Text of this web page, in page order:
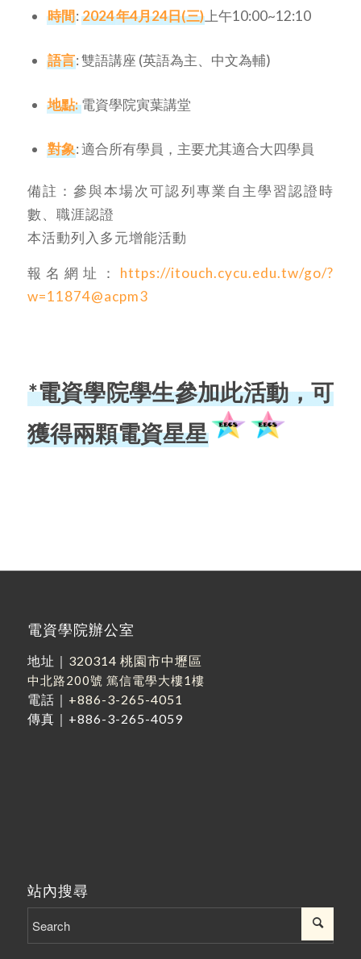
時間: 2024年4月24日(三)上午10:00~12:10
語言: 雙語講座 (英語為主、中文為輔)
地點:電資學院寅葉講堂
對象: 適合所有學員，主要尤其適合大四學員
備註：參與本場次可認列專業自主學習認證時
數、職涯認證
本活動列入多元增能活動
報名網址： https://itouch.cycu.edu.tw/go/?
w=11874@acpm3
*電資學院學生參加此活動，可
獲得兩顆電資星星
電資學院辦公室
地址｜ 320314 桃園市中壢區
中北路200號 篤信電學大樓1樓
電話｜ +886-3-265-4051
傳真｜+886-3-265-4059
站內搜尋